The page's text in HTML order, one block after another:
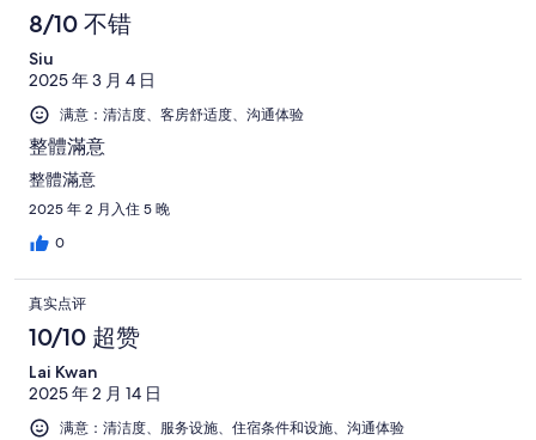
8/10 不错
Siu
2025 年 3 月 4 日
满意：清洁度、客房舒适度、沟通体验
整體滿意
整體滿意
2025 年 2 月入住 5 晚
0
真实点评
10/10 超赞
Lai Kwan
2025 年 2 月 14 日
满意：清洁度、服务设施、住宿条件和设施、沟通体验